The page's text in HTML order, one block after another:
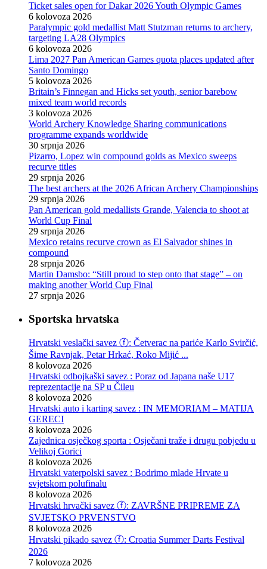
Ticket sales open for Dakar 2026 Youth Olympic Games
6 kolovoza 2026
Paralympic gold medallist Matt Stutzman returns to archery,
targeting LA28 Olympics
6 kolovoza 2026
Lima 2027 Pan American Games quota places updated after
Santo Domingo
5 kolovoza 2026
Britain’s Finnegan and Hicks set youth, senior barebow
mixed team world records
3 kolovoza 2026
World Archery Knowledge Sharing communications
programme expands worldwide
30 srpnja 2026
Pizarro, Lopez win compound golds as Mexico sweeps
recurve titles
29 srpnja 2026
The best archers at the 2026 African Archery Championships
29 srpnja 2026
Pan American gold medallists Grande, Valencia to shoot at
World Cup Final
29 srpnja 2026
Mexico retains recurve crown as El Salvador shines in
compound
28 srpnja 2026
Martin Damsbo: “Still proud to step onto that stage” – on
making another World Cup Final
27 srpnja 2026
Sportska hrvatska
Hrvatski veslački savez ⓕ: Četverac na pariće Karlo Svirčić,
Šime Ravnjak, Petar Hrkać, Roko Mijić ...
8 kolovoza 2026
Hrvatski odbojkaški savez : Poraz od Japana naše U17
reprezentacije na SP u Čileu
8 kolovoza 2026
Hrvatski auto i karting savez : IN MEMORIAM – MATIJA
GERECI
8 kolovoza 2026
Zajednica osječkog sporta : Osječani traže i drugu pobjedu u
Velikoj Gorici
8 kolovoza 2026
Hrvatski vaterpolski savez : Bodrimo mlade Hrvate u
svjetskom polufinalu
8 kolovoza 2026
Hrvatski hrvački savez ⓕ: ZAVRŠNE PRIPREME ZA
SVJETSKO PRVENSTVO
8 kolovoza 2026
Hrvatski pikado savez ⓕ: Croatia Summer Darts Festival
2026
7 kolovoza 2026